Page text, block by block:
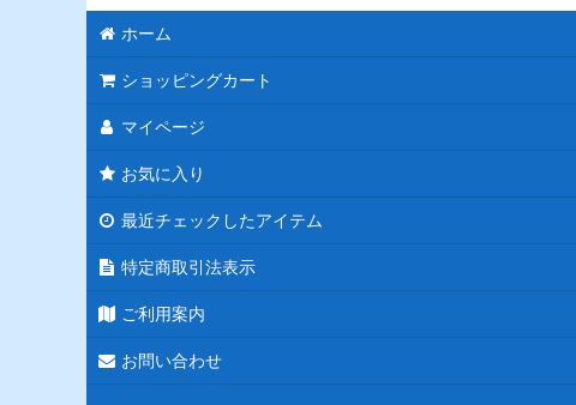
ホーム
ショッピングカート
マイページ
お気に入り
最近チェックしたアイテム
特定商取引法表示
ご利用案内
お問い合わせ